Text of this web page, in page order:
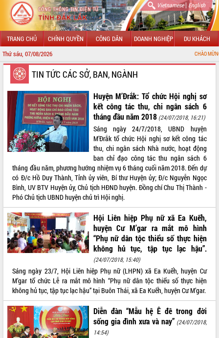
Vietnamese| English
TRANG CHỦ CHÍNH QUYỀN CÔNG DÂN DOANH NGHIỆP DU KHÁCH
Thứ sáu, 07/08/2026 CHÀO MỪNG ĐẾN VỚI
GIỚI THIỆU
LÃNH ĐẠO UBND TỈNH
TIN TỨC SỰ KIỆN
SỞ, BAN, NGÀNH
UBND CÁC XÃ, PHƯỜNG
THÔNG TIN CHỈ ĐẠO ĐIỀU HÀNH
HỆ THỐNG VĂN BẢN
VĂN BẢN HĐND TỈNH
ĐIỂM TIN VĂN BẢN
QUY HOẠCH - KẾ HOẠCH
TIN TỨC CÁC SỞ, BAN, NGÀNH
Huyện M’Đrắk: Tổ chức Hội nghị sơ
kết công tác thu, chi ngân sách 6
tháng đầu năm 2018 (24/07/2018, 16:21)
Sáng ngày 24/7/2018, UBND huyện
M’Đrắk tổ chức Hội nghị sơ kết công tác
thu, chi ngân sách Nhà nước, hoạt động
ban chỉ đạo công tác thu ngân sách 6
tháng đầu năm, phương hướng nhiệm vụ 6 tháng cuối năm 2018. Đến dự
có Đ/c Hồ Duy Thành, Tỉnh ủy viên, Bí thư Huyện ủy; Đ/c Nguyễn Ngọc
Bình, UV BTV Huyện ủy, Chủ tịch HĐND huyện. Đồng chí Chu Thị Thành -
Phó Chủ tịch UBND huyện chủ trì Hội nghị.
Hội Liên hiệp Phụ nữ xã Ea Kuếh,
huyện Cư M’gar ra mắt mô hình
“Phụ nữ dân tộc thiểu số thực hiện
không hủ tục, tập tục lạc hậu”.
(24/07/2018, 15:40)
Sáng ngày 23/7, Hội Liên hiệp Phụ nữ (LHPN) xã Ea Kuếh, huyện Cư
M’gar tổ chức Lễ ra mắt mô hình “Phụ nữ dân tộc thiểu số thực hiện
không hủ tục, tập tục lạc hậu” tại Buôn Thái, xã Ea Kuếh, huyện Cư M’gar.
Diễn đàn “Mẫu hệ Ê đê trong đời
sống gia đình xưa và nay” (24/07/2018,
14:54)